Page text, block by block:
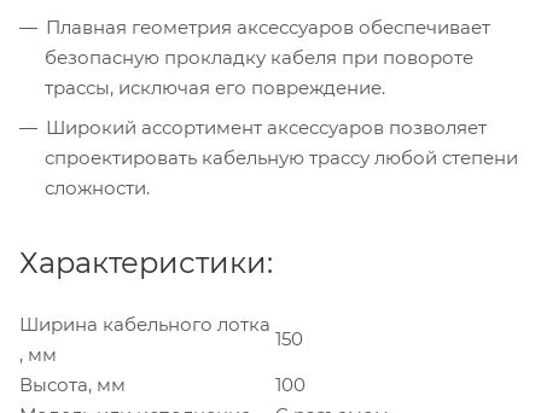
Плавная геометрия аксессуаров обеспечивает
безопасную прокладку кабеля при повороте
трассы, исключая его повреждение.
Широкий ассортимент аксессуаров позволяет
спроектировать кабельную трассу любой степени
сложности.
Характеристики:
Ширина кабельного лотка
, мм
150
Высота, мм
100